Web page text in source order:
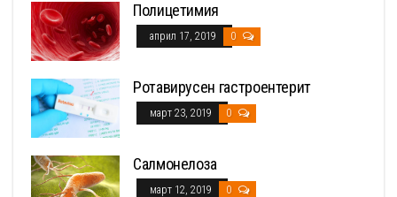
Полицетимия
април 17, 2019 0
Ротавирусен гастроентерит
март 23, 2019 0
Салмонелоза
март 12, 2019 0